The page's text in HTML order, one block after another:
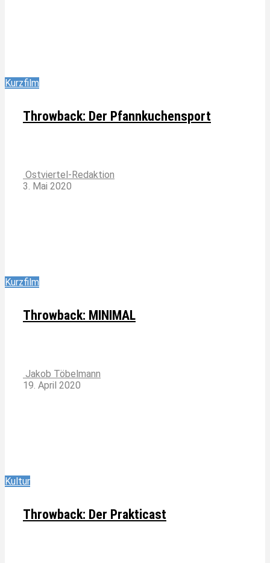
Kurzfilm
Throwback: Der Pfannkuchensport
Ostviertel-Redaktion
3. Mai 2020
Kurzfilm
Throwback: MINIMAL
Jakob Töbelmann
19. April 2020
Kultur
Throwback: Der Prakticast